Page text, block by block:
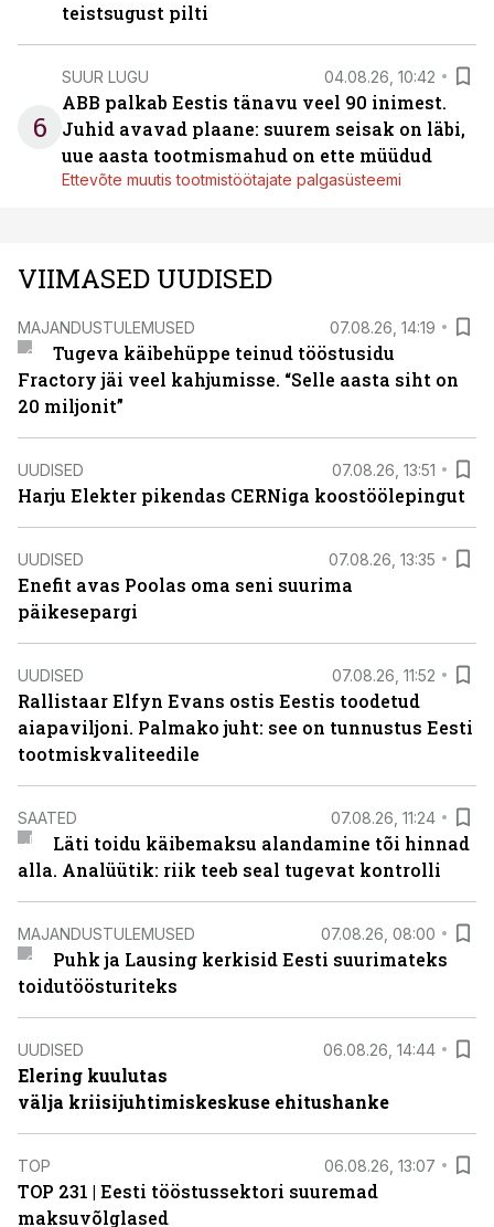
teistsugust pilti
6
SUUR LUGU 04.08.26, 10:42
ABB palkab Eestis tänavu veel 90 inimest.
Juhid avavad plaane: suurem seisak on läbi,
uue aasta tootmismahud on ette müüdud
Ettevõte muutis tootmistöötajate palgasüsteemi
VIIMASED UUDISED
MAJANDUSTULEMUSED 07.08.26, 14:19
Tugeva käibehüppe teinud tööstusidu
Fractory jäi veel kahjumisse. “Selle aasta siht on
20 miljonit”
UUDISED 07.08.26, 13:51
Harju Elekter pikendas CERNiga koostöölepingut
UUDISED 07.08.26, 13:35
Enefit avas Poolas oma seni suurima
päikesepargi
UUDISED 07.08.26, 11:52
Rallistaar Elfyn Evans ostis Eestis toodetud
aiapaviljoni. Palmako juht: see on tunnustus Eesti
tootmiskvaliteedile
SAATED 07.08.26, 11:24
Läti toidu käibemaksu alandamine tõi hinnad
alla. Analüütik: riik teeb seal tugevat kontrolli
MAJANDUSTULEMUSED 07.08.26, 08:00
Puhk ja Lausing kerkisid Eesti suurimateks
toidutöösturiteks
UUDISED 06.08.26, 14:44
Elering kuulutas
välja kriisijuhtimiskeskuse ehitushanke
TOP 06.08.26, 13:07
TOP 231 | Eesti tööstussektori suuremad
maksuvõlglased